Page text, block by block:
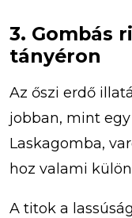
3. Gombás
tányéron
Az őszi erdő
jobban, mint
Laskagomba,
hoz valami
A titok a